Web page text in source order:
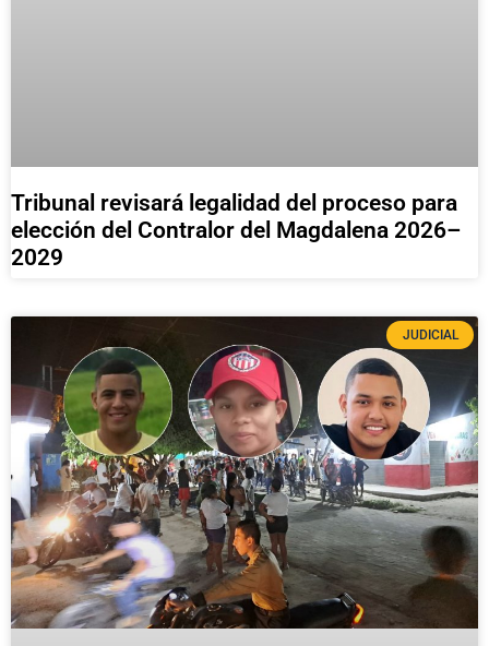
Tribunal revisará legalidad del proceso para
elección del Contralor del Magdalena 2026–
2029
JUDICIAL